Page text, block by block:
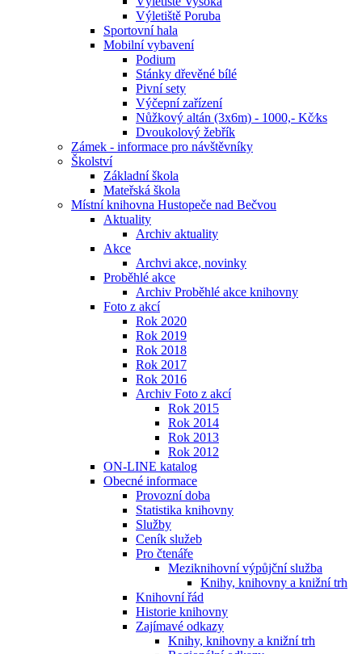
Výletiště Poruba
Sportovní hala
Mobilní vybavení
Podium
Stánky dřevěné bílé
Pivní sety
Výčepní zařízení
Nůžkový altán (3x6m) - 1000,- Kč⁄ks
Dvoukolový žebřík
Zámek - informace pro návštěvníky
Školství
Základní škola
Mateřská škola
Místní knihovna Hustopeče nad Bečvou
Aktuality
Archiv aktuality
Akce
Archvi akce, novinky
Proběhlé akce
Archiv Proběhlé akce knihovny
Foto z akcí
Rok 2020
Rok 2019
Rok 2018
Rok 2017
Rok 2016
Archiv Foto z akcí
Rok 2015
Rok 2014
Rok 2013
Rok 2012
ON-LINE katalog
Obecné informace
Provozní doba
Statistika knihovny
Služby
Ceník služeb
Pro čtenáře
Meziknihovní výpůjční služba
Knihy, knihovny a knižní trh
Knihovní řád
Historie knihovny
Zajímavé odkazy
Knihy, knihovny a knižní trh